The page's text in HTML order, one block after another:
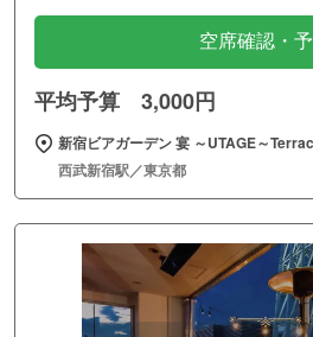
空席確認・
平均予算 3,000円
新宿ビアガーデン 宴 ～UTAGE～
西武新宿駅／東京都